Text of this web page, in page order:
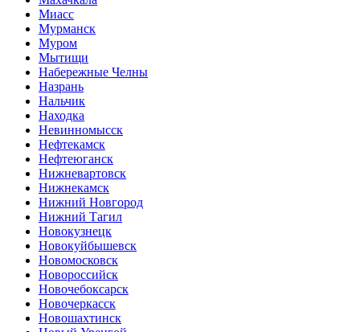
Миасс
Мурманск
Муром
Мытищи
Набережные Челны
Назрань
Нальчик
Находка
Невинномысск
Нефтекамск
Нефтеюганск
Нижневартовск
Нижнекамск
Нижний Новгород
Нижний Тагил
Новокузнецк
Новокуйбышевск
Новомосковск
Новороссийск
Новочебоксарск
Новочеркасск
Новошахтинск